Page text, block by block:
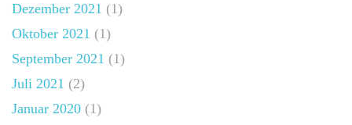
Dezember 2021 (1)
Oktober 2021 (1)
September 2021 (1)
Juli 2021 (2)
Januar 2020 (1)